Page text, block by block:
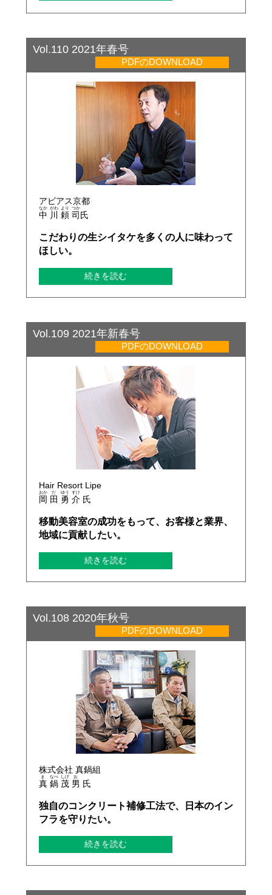
Vol.110 2021年春号
PDFのDOWNLOAD
アビアス京都
中
なか
川
がわ
頼
より
司
つか
氏
こだわりの生シイタケを多くの人に味わって
ほしい。
続きを読む
Vol.109 2021年新春号
PDFのDOWNLOAD
Hair Resort Lipe
岡
おか
田
だ
勇
ゆう
介
すけ
氏
移動美容室の成功をもって、お客様と業界、
地域に貢献したい。
続きを読む
Vol.108 2020年秋号
PDFのDOWNLOAD
株式会社 真鍋組
真
ま
鍋
なべ
茂
しげ
男
お
氏
独自のコンクリート補修工法で、日本のイン
フラを守りたい。
続きを読む